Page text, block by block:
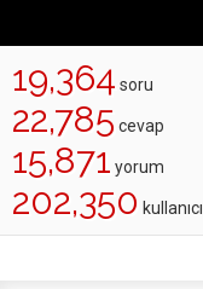
19,364 soru
22,785 cevap
15,871 yorum
202,350 kullanıcı